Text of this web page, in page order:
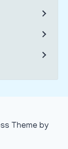
Theme by